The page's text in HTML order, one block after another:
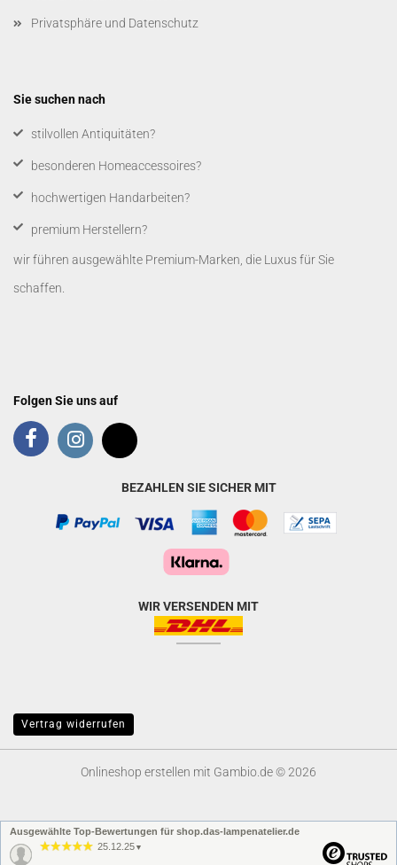
Privatsphäre und Datenschutz
Sie suchen nach
​stilvollen Antiquitäten?
besonderen Homeaccessoires?
hochwertigen Handarbeiten?
premium Herstellern?
wir führen ausgewählte Premium-Marken, die Luxus für Sie
schaffen.
Folgen Sie uns auf
BEZAHLEN SIE SICHER MIT
WIR VERSENDEN MIT
Vertrag widerrufen
Onlineshop erstellen mit Gambio.de © 2026
Ausgewählte Top-Bewertungen für shop.das-lampenatelier.de
25.12.25 ▼